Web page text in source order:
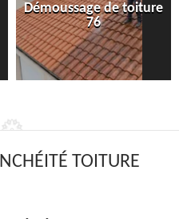
Démoussage de toiture
76
TOITURE